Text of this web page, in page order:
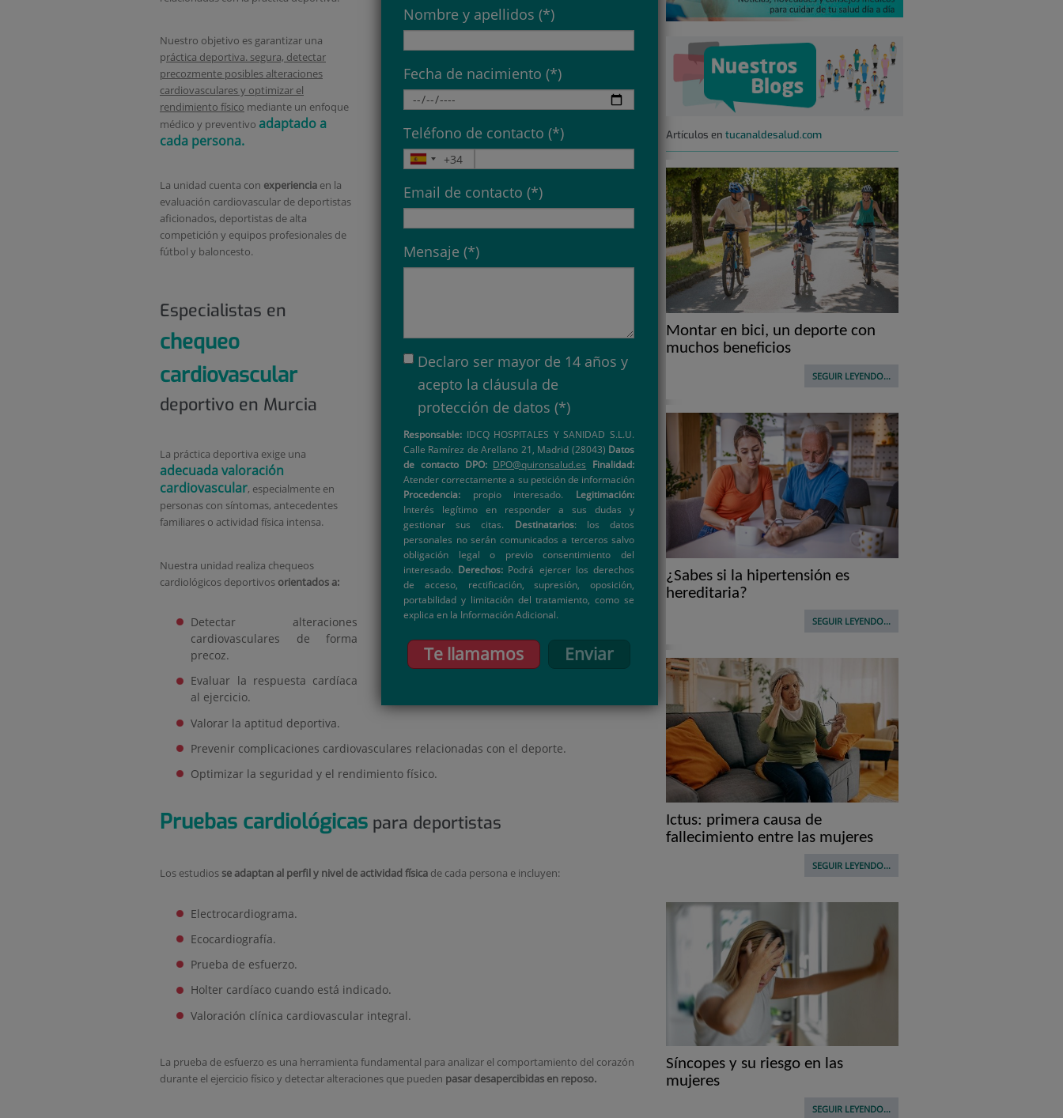
Nombre y apellidos (*)
Fecha de nacimiento (*)
Teléfono de contacto (*)
Email de contacto (*)
Mensaje (*)
Declaro ser mayor de 14 años y
acepto la cláusula de
protección de datos (*)
Responsable: IDCQ HOSPITALES Y SANIDAD S.L.U.
Calle Ramírez de Arellano 21, Madrid (28043) Datos
de contacto DPO: DPO@quironsalud.es
Finalidad:
Atender correctamente a su petición de información
Procedencia: propio interesado. Legitimación:
Interés legítimo en responder a sus dudas y
gestionar sus citas. Destinatarios: los datos
personales no serán comunicados a terceros salvo
obligación legal o previo consentimiento del
interesado. Derechos: Podrá ejercer los derechos
de acceso, rectificación, supresión, oposición,
portabilidad y limitación del tratamiento, como se
explica en la Información Adicional.
Te llamamos Enviar
Nuestro objetivo es garantizar una
práctica deportiva. segura, detectar
precozmente posibles alteraciones
cardiovasculares y optimizar el
rendimiento físico mediante un enfoque
médico y preventivo adaptado a
cada persona.
La unidad cuenta con experiencia en la
evaluación cardiovascular de deportistas
aficionados, deportistas de alta
competición y equipos profesionales de
fútbol y baloncesto.
Especialistas en
chequeo
cardiovascular
deportivo en Murcia
La práctica deportiva exige una
adecuada valoración
cardiovascular, especialmente en
personas con síntomas, antecedentes
familiares o actividad física intensa.
Nuestra unidad realiza chequeos
cardiológicos deportivos orientados a:
Detectar alteraciones
cardiovasculares de forma
precoz.
Evaluar la respuesta cardíaca
al ejercicio.
Valorar la aptitud deportiva.
Prevenir complicaciones cardiovasculares relacionadas con el deporte.
Optimizar la seguridad y el rendimiento físico.
Pruebas cardiológicas para deportistas
Los estudios se adaptan al perfil y nivel de actividad física de cada persona e incluyen:
Electrocardiograma.
Ecocardiografía.
Prueba de esfuerzo.
Holter cardíaco cuando está indicado.
Valoración clínica cardiovascular integral.
La prueba de esfuerzo es una herramienta fundamental para analizar el comportamiento del corazón
durante el ejercicio físico y detectar alteraciones que pueden pasar desapercibidas en reposo.
Artículos en tucanaldesalud.com
Montar en bici, un deporte con
muchos beneficios
SEGUIR LEYENDO...
¿Sabes si la hipertensión es
hereditaria?
SEGUIR LEYENDO...
Ictus: primera causa de
fallecimiento entre las mujeres
SEGUIR LEYENDO...
Síncopes y su riesgo en las
mujeres
SEGUIR LEYENDO...